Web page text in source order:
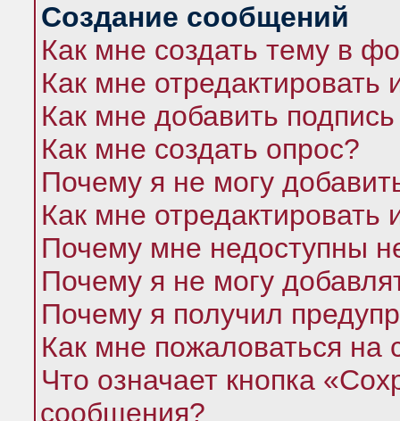
Создание сообщений
Как мне создать тему в
Как мне
Как мне добавить
Как мне создать опрос?
Почему я не могу
Как мне отредактировать
Почему мне недоступны
Почему я не могу
Почему я получил
Как мне пожаловаться
Что означает кнопка
сообщения?